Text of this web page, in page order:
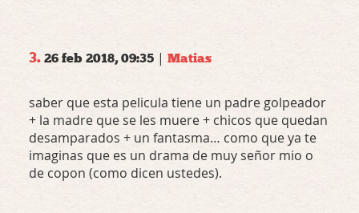
3. 26 feb 2018, 09:35 | Matias
saber que esta pelicula tiene un padre golpeador
+ la madre que se les muere + chicos que quedan
desamparados + un fantasma… como que ya te
imaginas que es un drama de muy señor mio o
de copon (como dicen ustedes).